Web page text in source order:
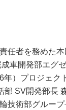
任者を務めた本
車開発部エグ
年）プロジェク
部 SV開発部長
技術部グループ